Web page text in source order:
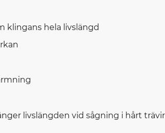
klingans hela livslängd
livslängden vid sågning i hårt